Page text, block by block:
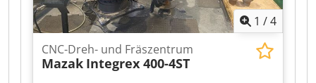
1 /4
CNC-Dreh- und Fräszentrum
Mazak Integrex 400-4ST